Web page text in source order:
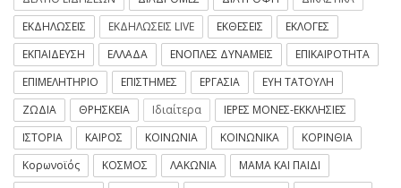
ΕΚΔΗΛΩΣΕΙΣ
ΕΚΔΗΛΩΣΕΙΣ LIVE ΕΚΘΕΣΕΙΣ
ΕΚΛΟΓΕΣ
ΕΚΠΑΙΔΕΥΣΗ
ΕΛΛΑΔΑ ΕΝΟΠΛΕΣ ΔΥΝΑΜΕΙΣ
ΕΠΙΚΑΙΡΟΤΗΤΑ
ΕΠΙΜΕΛΗΤΗΡΙΟ
ΕΠΙΣΤΗΜΕΣ ΕΡΓΑΣΙΑ
ΕΥΗ ΤΑΤΟΥΛΗ
ΖΩΔΙΑ
ΘΡΗΣΚΕΙΑ Ιδιαίτερα
ΙΕΡΕΣ ΜΟΝΕΣ-ΕΚΚΛΗΣΙΕΣ
ΙΣΤΟΡΙΑ
ΚΑΙΡΟΣ ΚΟΙΝΩΝΙΑ ΚΟΙΝΩΝΙΚΑ
ΚΟΡΙΝΘΙΑ
Κορωνοϊός
ΚΟΣΜΟΣ ΛΑΚΩΝΙΑ
ΜΑΜΑ ΚΑΙ ΠΑΙΔΙ